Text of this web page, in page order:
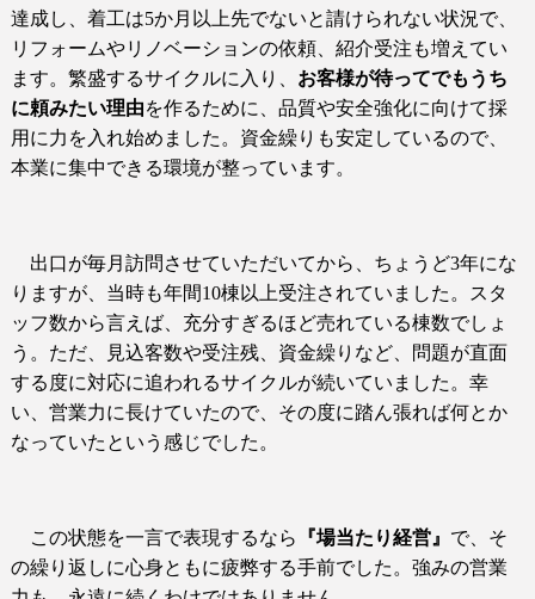
達成し、着工は5か月以上先でないと請けられない状況で、
リフォームやリノベーションの依頼、紹介受注も増えてい
ます。繁盛するサイクルに入り、 お客様が待ってでもうち
に頼みたい理由を作るために、品質や安全強化に向けて採
用に力を入れ始めました。資金繰りも安定しているので、
本業に集中できる環境が整っています。
出口が毎月訪問させていただいてから、ちょうど3年にな
りますが、当時も年間10棟以上受注されていました。スタ
ッフ数から言えば、充分すぎるほど売れている棟数でしょ
う。ただ、見込客数や受注残、資金繰りなど、問題が直面
する度に対応に追われるサイクルが続いていました。幸
い 、営業力に長けていたので、その度に踏ん張れば何とか
なっていたという感じでした。
この状態を一言で表現するなら 『場当たり経営』 で、そ
の繰り返しに心身ともに疲弊する手前でした。強みの営業